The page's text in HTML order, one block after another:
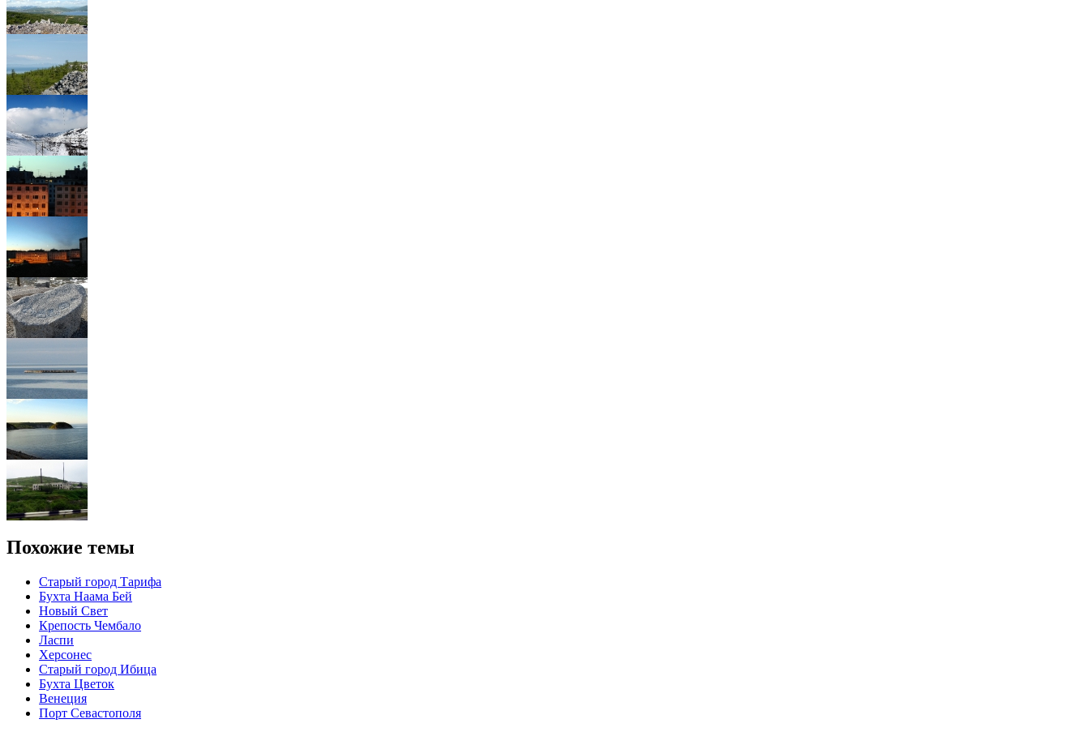
Похожие темы
Старый город Тарифа
Бухта Наама Бей
Новый Свет
Крепость Чембало
Ласпи
Херсонес
Старый город Ибица
Бухта Цветок
Венеция
Порт Севастополя